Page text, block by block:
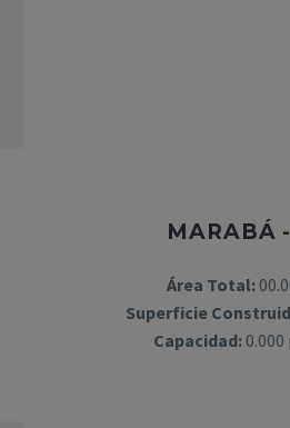
MARABÁ
Área Total:
Superficie
Capacidad:0.000